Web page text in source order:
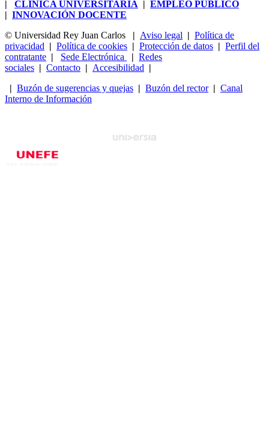
| CLÍNICA UNIVERSITARIA | EMPLEO PÚBLICO
| INNOVACIÓN DOCENTE
© Universidad Rey Juan Carlos
| Aviso legal | Política de
privacidad | Política de cookies | Protección de datos | Perfil del
contratante | Sede Electrónica | Redes
sociales | Contacto | Accesibilidad |
| Buzón de sugerencias y quejas | Buzón del rector| Canal
Interno de Información